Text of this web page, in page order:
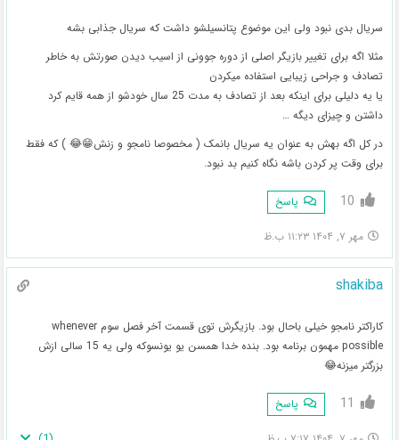
سریال بدی نبود ولی این موضوع پتانسیلشو داشت که سریال جذابی بشه
مثلا اگه برای تغییر بازیگر اصلی از دوره جوونی از اسیب دیدن صورتش به خاطر
تصادف و جراحی زیبایی استفاده میکردن
یا یه دلیلی برای اینکه بعد از تصادف به مدت 25 سال خودشو از همه قایم کرد
داشتن و چیزای دیگه …
در کل اگه بهش به عنوان یه سریال بانمک ( مخصوصا نامجو و زنش😁😂 ) که فقط
برای وقت پر کردن باشه نگاه کنیم بد نبود.
10 پاسخ
مهر ۷, ۱۴۰۴ ۱۱:۲۳ ب.ظ
shakiba
کاراکتر نامجو خیلی باحال بود. بازیگرش توی قسمت آخر فصل سوم whenever
possible مهمون برنامه بود. بنده خدا همسن یو یونسوکه ولی یه 15 سالی ازش
بزرگتر میزنه😂
11 پاسخ